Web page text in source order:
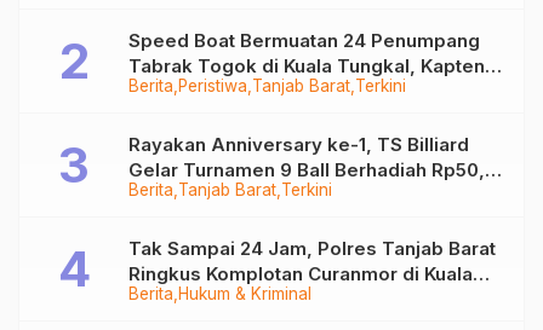
Berita Peristiwa Tanjab Barat Terkini
Speed Boat Bermuatan 24 Penumpang
Tabrak Togok di Kuala Tungkal, Kapten
Sempat Hilang
Berita Tanjab Barat Terkini
Rayakan Anniversary ke-1, TS Billiard
Gelar Turnamen 9 Ball Berhadiah Rp50,8
Juta
Berita Hukum & Kriminal
Tak Sampai 24 Jam, Polres Tanjab Barat
Ringkus Komplotan Curanmor di Kuala
Tungkal